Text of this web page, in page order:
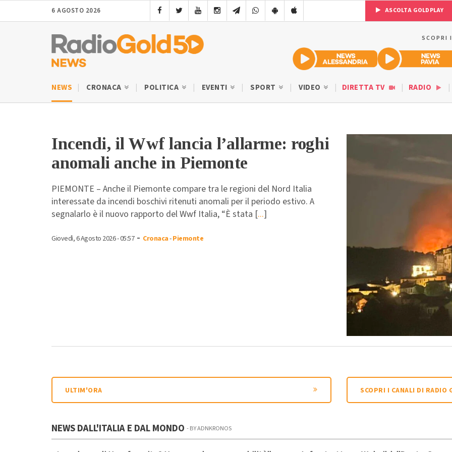
6 AGOSTO 2026 ASCOLTA GOLDPLAY
SCOPRI
NEWS CRONACA POLITICA EVENTI SPORT VIDEO DIRETTA TV RADIO
Incendi, il Wwf lancia l’allarme: roghi
anomali anche in Piemonte
PIEMONTE – Anche il Piemonte compare tra le regioni del Nord Italia
interessate da incendi boschivi ritenuti anomali per il periodo estivo. A
segnalarlo è il nuovo rapporto del Wwf Italia, “È stata [...]
Giovedì, 6 Agosto 2026 - 05:57- Cronaca-Piemonte
ULTIM'ORA SCOPRI I CANALI DI RADIO
NEWS DALL'ITALIA E DAL MONDO - BY ADNKRONOS